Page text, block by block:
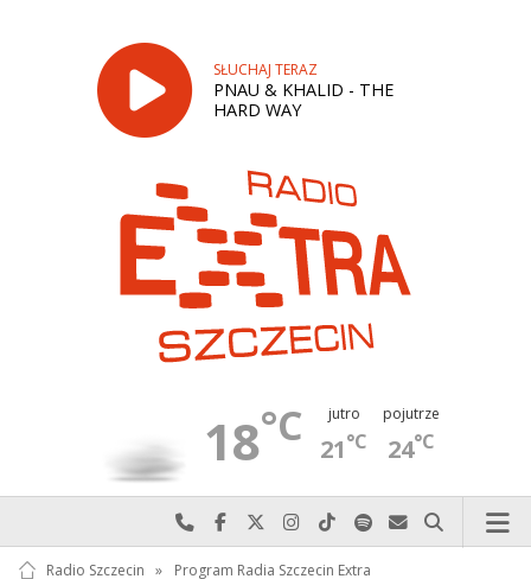
SŁUCHAJ TERAZ
PNAU & KHALID - THE
HARD WAY
18°C jutro
21°C
pojutrze
24°C
Najlepiej po prostu do nas zadzwoń
Odwiedź nas na Facebook-u
Odwiedź nas na X
Odwiedź nas na Instagram-ie
Odwiedź nas na TikTok-u
Szukaj nas na Spotify
Wyślij do nas
Szukaj
Radio Szczecin » Program Radia Szczecin Extra